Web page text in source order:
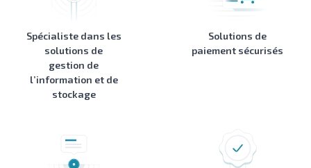
Spécialiste dans les
solutions de
gestion de
l’information et de
stockage
Solutions de
paiement sécurisés